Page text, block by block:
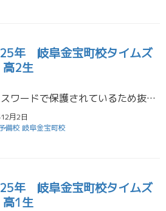
年 岐阜金宝町校タイムズ
高2生
この投稿はパスワードで保護されているため抜粋文はありません。
月2日
備校 岐阜金宝町校
年 岐阜金宝町校タイムズ
高1生